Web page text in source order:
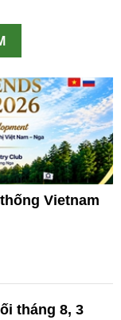
Vietnam
tháng 8, 3